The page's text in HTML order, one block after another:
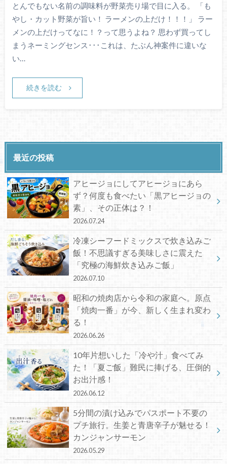
とんでもない名前の調味料が野菜売り場で目に入る。 「も
やし・カット野菜が旨い！ ラーメンの上だけ！！！」 ラー
メンの上だけってなに！？って思うよね？ 思わず買ってし
まうネーミングセンス･･･これは、たぶん神案件に違いな
い…
続きを読む
最近の投稿
アヒージョにしてアヒージョにあら
ず？何度も食べたい「黒アヒージョの
素」、その正体は？！
2026.07.24
冷凍シーフードミックスで炊き込みご
飯！不思議すぎる美味しさに震えた
「究極の海鮮炊き込みご飯」
2026.07.10
昭和の焼肉店から令和の家庭へ。原点
「焼肉一番」が今、新しく生まれ変わ
る！
2026.06.26
10年片想いした「冷や汁」食べてみ
た！「夏ご飯」難民に捧げる、圧倒的
お出汁感！
2026.06.12
5分間の漬け込みでパスポート不要の
プチ旅行。生姜と青唐辛子が魅せる！
カンジャンサーモン
2026.05.29